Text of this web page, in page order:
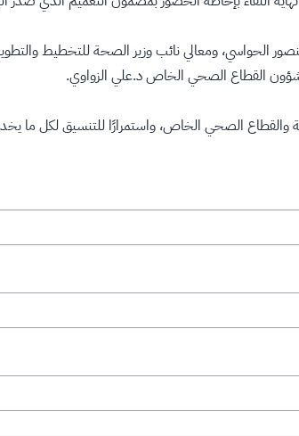
الحواسي، ومعالي نائب وزير الصحة للتخطيط
القطاع الصحي الخاص د.علي الزواوي.
والقطاع الصحي الخاص، واستمرارًا للتنسيق لكل